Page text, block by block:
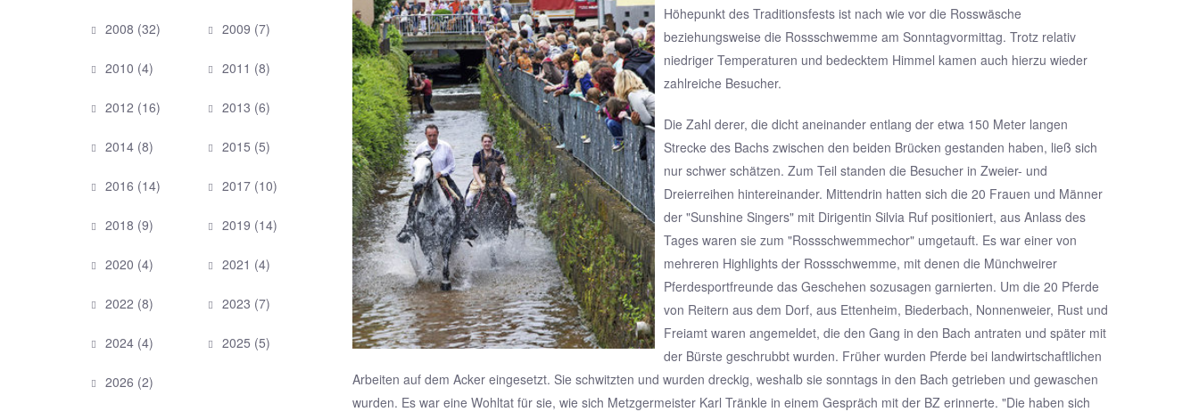
2008 (32) 2009 (7)
2010 (4) 2011 (8)
2012 (16) 2013 (6)
2014 (8) 2015 (5)
2016 (14) 2017 (10)
2018 (9) 2019 (14)
2020 (4) 2021 (4)
2022 (8) 2023 (7)
2024 (4) 2025 (5)
2026 (2)
Höhepunkt des Traditionsfests ist nach wie vor die Rosswäsche
beziehungsweise die Rossschwemme am Sonntagvormittag. Trotz relativ
niedriger Temperaturen und bedecktem Himmel kamen auch hierzu wieder
zahlreiche Besucher.
Die Zahl derer, die dicht aneinander entlang der etwa 150 Meter langen
Strecke des Bachs zwischen den beiden Brücken gestanden haben, ließ sich
nur schwer schätzen. Zum Teil standen die Besucher in Zweier- und
Dreierreihen hintereinander. Mittendrin hatten sich die 20 Frauen und Männer
der "Sunshine Singers" mit Dirigentin Silvia Ruf positioniert, aus Anlass des
Tages waren sie zum "Rossschwemmechor" umgetauft. Es war einer von
mehreren Highlights der Rossschwemme, mit denen die Münchweirer
Pferdesportfreunde das Geschehen sozusagen garnierten. Um die 20 Pferde
von Reitern aus dem Dorf, aus Ettenheim, Biederbach, Nonnenweier, Rust und
Freiamt waren angemeldet, die den Gang in den Bach antraten und später mit
der Bürste geschrubbt wurden. Früher wurden Pferde bei landwirtschaftlichen
Arbeiten auf dem Acker eingesetzt. Sie schwitzten und wurden dreckig, weshalb sie sonntags in den Bach getrieben und gewaschen
wurden. Es war eine Wohltat für sie, wie sich Metzgermeister Karl Tränkle in einem Gespräch mit der BZ erinnerte. "Die haben sich